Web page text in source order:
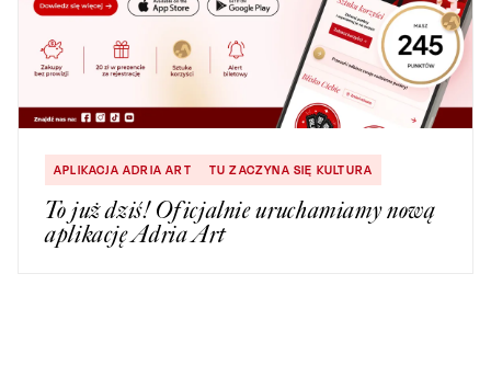
APLIKACJA ADRIA ART TU ZACZYNA SIĘ KULTURA
To już dziś! Oficjalnie uruchamiamy nową
aplikację Adria Art